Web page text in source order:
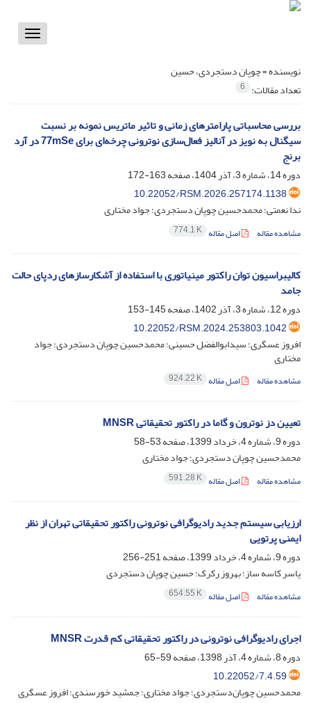
Toggle
نویسنده =چوپان دستجردی، حسین
تعداد مقالات: 6
بررسی محاسباتی پارامترهای زمانی و تاثیر ماتریس نمونه بر نسبت
سیگنال به نویز در آنالیز فعال‌سازی نوترونی چرخه‌ای برای 77mSe در آرد
برنج
دوره 14، شماره 3، آذر 1404، صفحه
163-172
10.22052/RSM.2026.257174.1138
ندا نعمتی؛ محمدحسین چوپان دستجردی؛ جواد مختاری
مشاهده مقاله اصل مقاله 774.1 K
کالیبراسیون توان راکتور مینیاتوری با استفاده از آشکارسازهای ردپای حالت
جامد
دوره 12، شماره 3، آذر 1402، صفحه
145-153
10.22052/RSM.2024.253803.1042
افروز عسگری؛ سیدابوالفضل حسینی؛ محمدحسین چوپان دستجردی؛ جواد
مختاری
مشاهده مقاله اصل مقاله 924.22 K
تعیین دز نوترون و گاما در راکتور تحقیقاتی MNSR
دوره 9، شماره 4، خرداد 1399، صفحه
53-58
محمدحسین چوپان دستجردی؛ جواد مختاری
مشاهده مقاله اصل مقاله 591.28 K
ارزیابی سیستم جدید رادیوگرافی نوترونی راکتور تحقیقاتی تهران از نظر
ایمنی پرتویی
دوره 9، شماره 4، خرداد 1399، صفحه
251-256
یاسر کاسه ساز؛ بهروز رکرک؛ حسین چوپان دستجردی
مشاهده مقاله اصل مقاله 654.55 K
اجرای رادیوگرافی نوترونی در راکتور تحقیقاتی کم قدرت MNSR
دوره 8، شماره 4، آذر 1398، صفحه
59-65
10.22052/7.4.59
محمدحسین چوپان‌دستجردی؛ جواد مختاری؛ جمشید خورسندی؛ افروز عسگری